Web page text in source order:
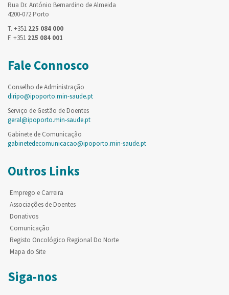
Rua Dr. António Bernardino de Almeida
4200-072 Porto
T. +351 225 084 000
F. +351 225 084 001
Fale Connosco
Conselho de Administração
diripo@ipoporto.min-saude.pt
Serviço de Gestão de Doentes
geral@ipoporto.min-saude.pt
Gabinete de Comunicação
gabinetedecomunicacao@ipoporto.min-saude.pt
Outros Links
Emprego e Carreira
Associações de Doentes
Donativos
Comunicação
Registo Oncológico Regional Do Norte
Mapa do Site
Siga-nos